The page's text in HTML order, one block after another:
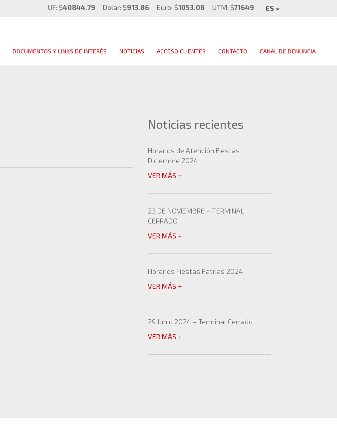
UF: $40844.79 Dolar: $913.86 Euro: $1053.08 UTM: $71649 ES
DOCUMENTOS Y LINKS DE INTERÉS NOTICIAS ACCESO CLIENTES CONTACTO CANAL DE DENUNCIA
Noticias recientes
Horarios de Atención Fiestas
Diciembre 2024.
VER MÁS +
23 DE NOVIEMBRE – TERMINAL
CERRADO
VER MÁS +
Horarios Fiestas Patrias 2024
VER MÁS +
29 Junio 2024 – Terminal Cerrado
VER MÁS +